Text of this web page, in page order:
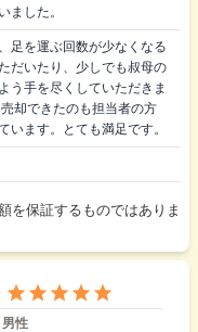
ました。
足を運ぶ回数が少なくなる
だいたり、少しでも叔母の
う手を尽くしていただきま
却できたのも担当者の方
います。とても満足です。
を保証するものではありま
男性